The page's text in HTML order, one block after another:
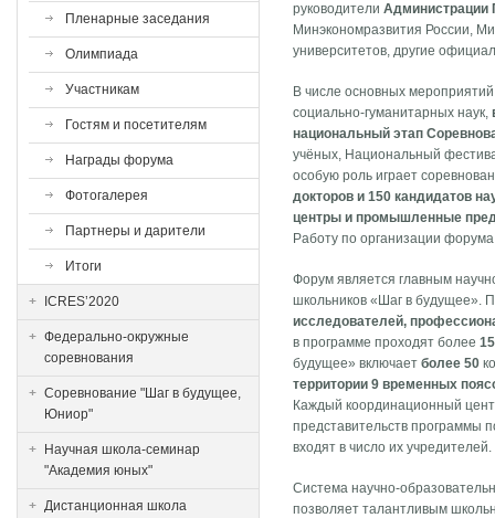
руководители Администрации
Минэкономразвития России,
университетов, другие
В числе основных
социально-гуманитарных наук,
национальный этап
учёных, Национальный
особую роль играет
докторов и 150 кандидатов
центры и промышленные
Работу по организации
Форум является главным
школьников «Шаг в будущее».
исследователей,
в программе проходят более
будущее» включает более 50
территории 9 временных
Каждый координационный
представительств программы
входят в число их учредителей.
Система научно-
позволяет талантливым
Пленарные заседания
Олимпиада
Участникам
Гостям и посетителям
Награды форума
Фотогалерея
Партнеры и дарители
Итоги
ICRES’2020
Федерально-окружные
соревнования
Соревнование "Шаг в будущее,
Юниор"
Научная школа-семинар
"Академия юных"
Дистанционная школа